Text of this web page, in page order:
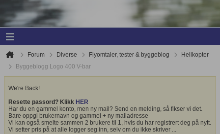
Forum Diverse Flyomtaler, tester & byggeblog
Helikopter
Byggeblogg Logo 400 V-bar
We're Back!
Resette passord? Klikk HER
Har du en gammel konto, men ny mail? Send en melding, så fikser vi det.
Bare oppgi brukernavn og gammel + ny mailadresse
Vi kan også smelte sammen 2 brukere til 1, hvis du har registrert deg på nytt.
Vi setter pris på at alle logger seg inn, selv om du ikke skriver ...